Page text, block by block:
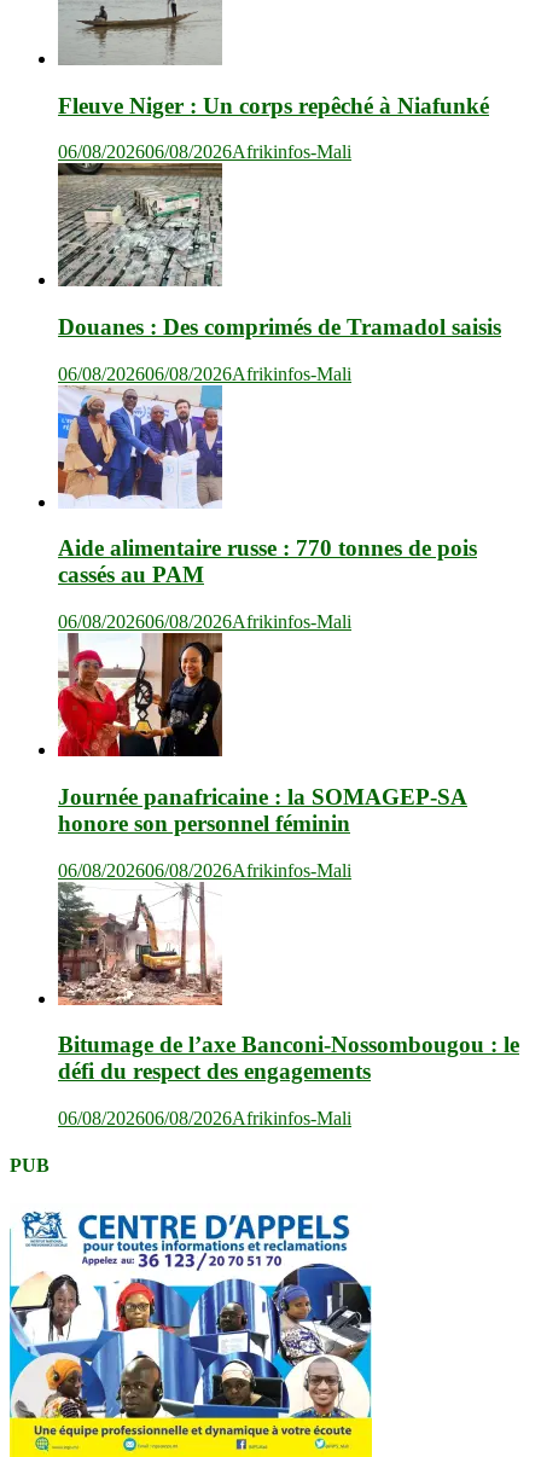
Fleuve Niger : Un corps repêché à Niafunké
06/08/202606/08/2026Afrikinfos-Mali
Douanes : Des comprimés de Tramadol saisis
06/08/202606/08/2026Afrikinfos-Mali
Aide alimentaire russe : 770 tonnes de pois
cassés au PAM
06/08/202606/08/2026Afrikinfos-Mali
Journée panafricaine : la SOMAGEP-SA
honore son personnel féminin
06/08/202606/08/2026Afrikinfos-Mali
Bitumage de l’axe Banconi-Nossombougou : le
défi du respect des engagements
06/08/202606/08/2026Afrikinfos-Mali
PUB